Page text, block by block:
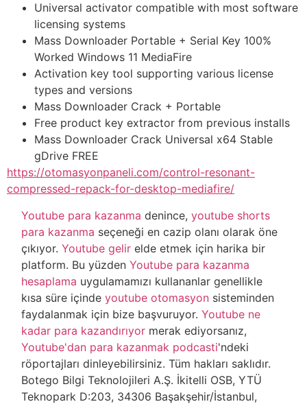
Universal activator compatible with most software
licensing systems
Mass Downloader Portable + Serial Key 100%
Worked Windows 11 MediaFire
Activation key tool supporting various license
types and versions
Mass Downloader Crack + Portable
Free product key extractor from previous installs
Mass Downloader Crack Universal x64 Stable
gDrive FREE
https://otomasyonpaneli.com/control-resonant-
compressed-repack-for-desktop-mediafire/
Youtube para kazanma denince,youtube shorts
para kazanma seçeneği en cazip olanı olarak öne
çıkıyor.Youtube gelir elde etmek için harika bir
platform. Bu yüzdenYoutube para kazanma
hesaplama uygulamamızı kullananlar genellikle
kısa süre içindeyoutube otomasyon sisteminden
faydalanmak için bize başvuruyor.Youtube ne
kadar para kazandırıyor merak ediyorsanız,
Youtube'dan para kazanmak podcasti'ndeki
röportajları dinleyebilirsiniz. Tüm hakları saklıdır.
Botego Bilgi Teknolojileri A.Ş. İkitelli OSB, YTÜ
Teknopark D:203, 34306 Başakşehir/İstanbul,